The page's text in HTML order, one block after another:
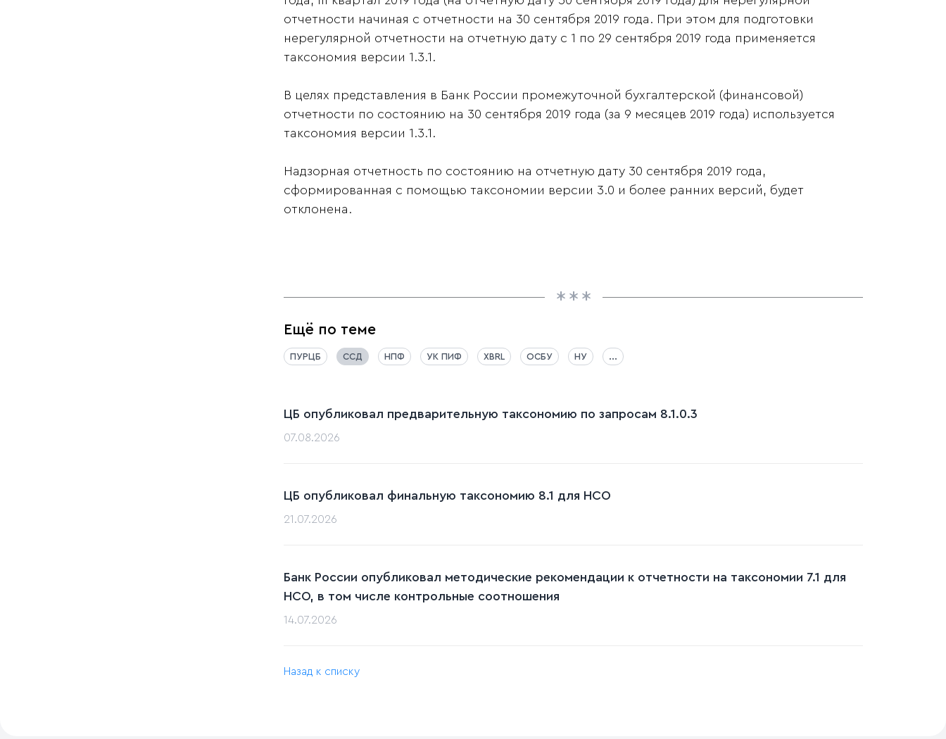
отчетности начиная с отчетности на 30 сентября 2019 года. При этом для подготовки
нерегулярной отчетности на отчетную дату с 1 по 29 сентября 2019 года применяется
таксономия версии 1.3.1.
В целях представления в Банк России промежуточной бухгалтерской (финансовой)
отчетности по состоянию на 30 сентября 2019 года (за 9 месяцев 2019 года) используется
таксономия версии 1.3.1.
Надзорная отчетность по состоянию на отчетную дату 30 сентября 2019 года,
сформированная с помощью таксономии версии 3.0 и более ранних версий, будет
отклонена.
Ещё по теме
ПУРЦБ ССД НПФ УК ПИФ XBRL ОСБУ НУ ...
ЦБ опубликовал предварительную таксономию по запросам 8.1.0.3
07.08.2026
ЦБ опубликовал финальную таксономию 8.1 для НСО
21.07.2026
Банк России опубликовал методические рекомендации к отчетности на таксономии 7.1 для
НСО, в том числе контрольные соотношения
14.07.2026
Назад к списку